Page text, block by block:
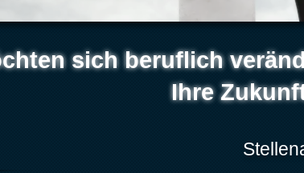
sich beruflich
Ihre